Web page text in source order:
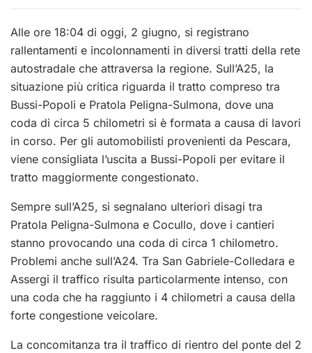
Alle ore 18:04 di oggi, 2 giugno, si registrano
rallentamenti e incolonnamenti in diversi tratti della rete
autostradale che attraversa la regione. Sull’A25, la
situazione più critica riguarda il tratto compreso tra
Bussi-Popoli e Pratola Peligna-Sulmona, dove una
coda di circa 5 chilometri si è formata a causa di lavori
in corso. Per gli automobilisti provenienti da Pescara,
viene consigliata l’uscita a Bussi-Popoli per evitare il
tratto maggiormente congestionato.
Sempre sull’A25, si segnalano ulteriori disagi tra
Pratola Peligna-Sulmona e Cocullo, dove i cantieri
stanno provocando una coda di circa 1 chilometro.
Problemi anche sull’A24. Tra San Gabriele-Colledara e
Assergi il traffico risulta particolarmente intenso, con
una coda che ha raggiunto i 4 chilometri a causa della
forte congestione veicolare.
La concomitanza tra il traffico di rientro del ponte del 2